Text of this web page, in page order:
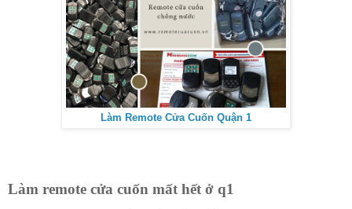
Làm Remote Cửa Cuốn Quận 1
Làm remote cửa cuốn mất hết ở q1